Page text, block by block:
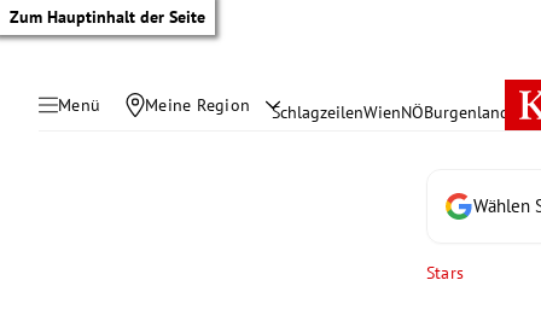
Zum Hauptinhalt der Seite
Menü Meine Region SchlagzeilenWienNÖBurgenland
Wählen
Stars